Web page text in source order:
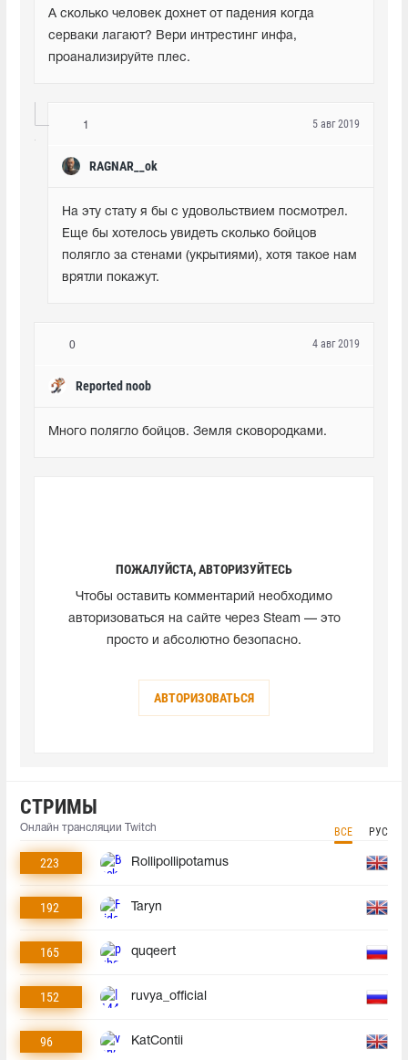
А сколько человек дохнет от падения когда
серваки лагают? Вери интрестинг инфа,
проанализируйте плес.
1
RAGNAR__ok
5 авг 2019
На эту стату я бы с удовольствием посмотрел.
Еще бы хотелось увидеть сколько бойцов
полягло за стенами (укрытиями), хотя такое нам
врятли покажут.
0
Reported noob
4 авг 2019
Много полягло бойцов. Земля сковородками.
ПОЖАЛУЙСТА, АВТОРИЗУЙТЕСЬ
Чтобы оставить комментарий необходимо
авторизоваться на сайте через Steam — это
просто и абсолютно безопасно.
АВТОРИЗОВАТЬСЯ
СТРИМЫ
Онлайн трансляции Twitch ВСЕ РУС
223 Rollipollipotamus
192 Taryn
165 quqeert
152 ruvya_official
96 KatContii